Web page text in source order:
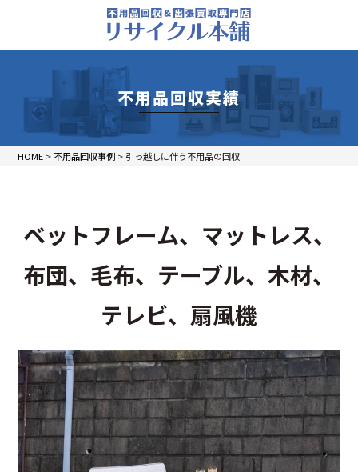
不用品回収実績
HOME > 不用品回収事例 > 引っ越しに伴う不用品の回収
ベットフレーム、マットレス、
布団、毛布、テーブル、木材、
テレビ、扇風機